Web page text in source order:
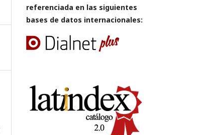
referenciada en las siguientes
bases de datos internacionales: